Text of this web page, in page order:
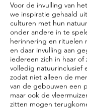
Voor de invulling van
we inspiratie gehaald
culturen met hun
onder andere in te
herinnering en rituelen
en daar invulling aan
iedereen zich in haar
volledig natuurinclusief
zodat niet alleen de
van de gebouwen een
maar ook de
zitten mogen